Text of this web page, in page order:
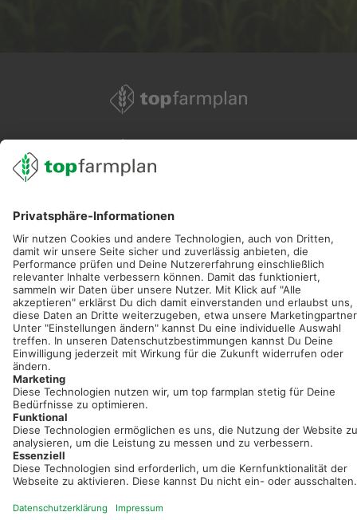
02501 801 44 84
service@topfarmplan.de
Sei immer auf dem Laufenden!
Neue Features, spannende Tipps und hilfreiche Anleitungen!
einfach und bequem!
Kostenlos registrieren & sofort starten